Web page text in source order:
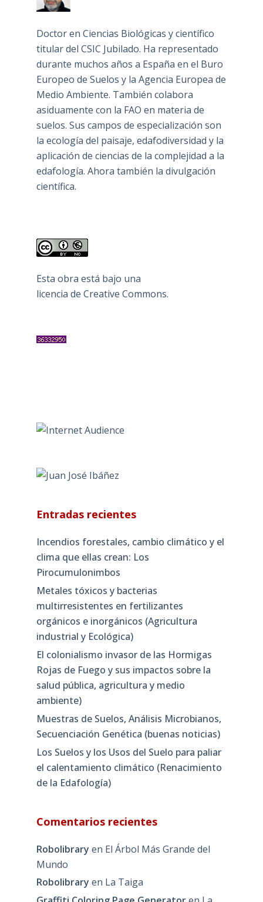
Doctor en Ciencias Biológicas y científico
titular del CSIC Jubilado. Ha representado
durante muchos años a España en el Buro
Europeo de Suelos y la Agencia Europea de
Medio Ambiente. También colabora
asiduamente con la FAO en materia de
suelos. Sus campos de especialización son
la ecología del paisaje, edafodiversidad y la
aplicación de ciencias de la complejidad a la
edafología. Ahora también la divulgación
científica.
Esta obra está bajo una
licencia de Creative Commons.
Entradas recientes
Incendios forestales, cambio climático y el
clima que ellas crean: Los
Pirocumulonimbos
Metales tóxicos y bacterias
multirresistentes en fertilizantes
orgánicos e inorgánicos (Agricultura
industrial y Ecológica)
El colonialismo invasor de las Hormigas
Rojas de Fuego y sus impactos sobre la
salud pública, agricultura y medio
ambiente)
Muestras de Suelos, Análisis Microbianos,
Secuenciación Genética (buenas noticias)
Los Suelos y los Usos del Suelo para paliar
el calentamiento climático (Renacimiento
de la Edafología)
Comentarios recientes
Robolibrary en El Árbol Más Grande del
Mundo
Robolibrary en La Taiga